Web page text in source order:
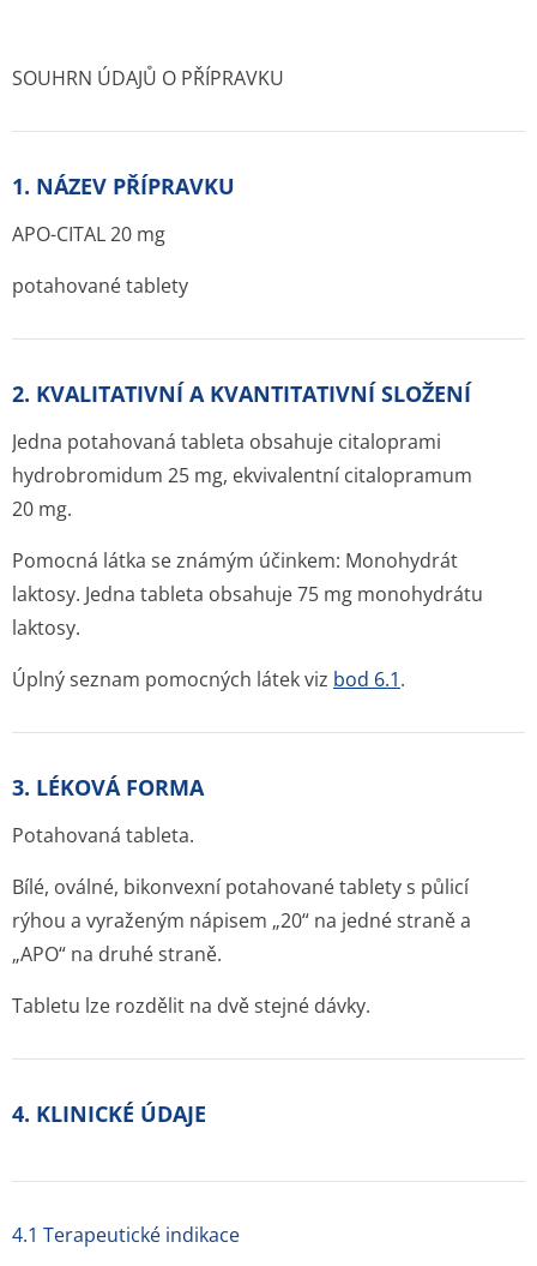
SOUHRN ÚDAJŮ O PŘÍPRAVKU
1. NÁZEV PŘÍPRAVKU
APO-CITAL 20 mg
potahované tablety
2. KVALITATIVNÍ A KVANTITATIVNÍ SLOŽENÍ
Jedna potahovaná tableta obsahuje citaloprami
hydrobromidum 25 mg, ekvivalentní citalopramum
20 mg.
Pomocná látka se známým účinkem: Monohydrát
laktosy. Jedna tableta obsahuje 75 mg monohydrátu
laktosy.
Úplný seznam pomocných látek viz bod 6.1.
3. LÉKOVÁ FORMA
Potahovaná tableta.
Bílé, oválné, bikonvexní potahované tablety s půlicí
rýhou a vyraženým nápisem „20“ na jedné straně a
„APO“ na druhé straně.
Tabletu lze rozdělit na dvě stejné dávky.
4. KLINICKÉ ÚDAJE
4.1 Terapeutické indikace